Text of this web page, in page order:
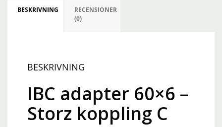
BESKRIVNING
RECENSIONER
(0)
BESKRIVNING
IBC adapter 60×6 –
Storz koppling C